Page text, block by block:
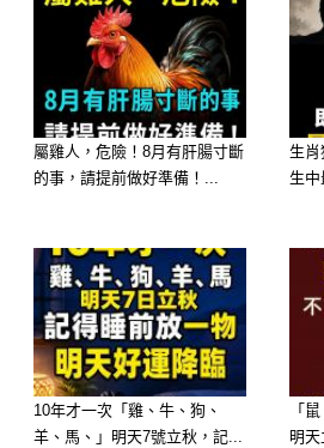
歡迎來下水道觀看更多
https://lihi3.cc/c5H8h
屬雞人，危險！8月有肝腸寸斷
的事，請提前做好準備！...
生肖
生中
10年才一次「雞、牛、狗、
羊、馬、」明天7號立秋，記...
「
明